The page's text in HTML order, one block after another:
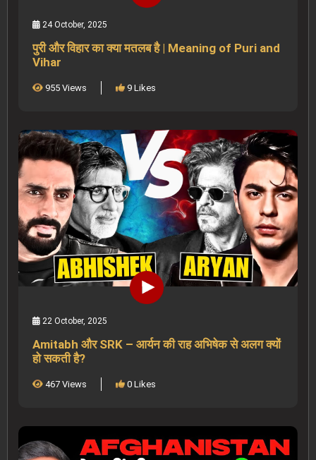
24 October, 2025
पुरी और विहार का क्या मतलब है | Meaning of Puri and
Vihar
955 Views 9 Likes
22 October, 2025
Amitabh और SRK – आर्यन की राह अभिषेक से अलग क्यों
हो सकती है?
467 Views 0 Likes